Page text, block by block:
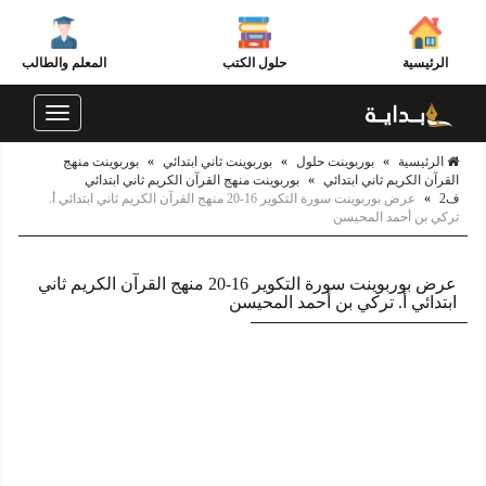
الرئيسية حلول الكتب المعلم والطالب
Toggle
الرئيسية » بوربوينت حلول » بوربوينت ثاني ابتدائي » بوربوينت منهج
القرآن الكريم ثاني ابتدائي » بوربوينت منهج القرآن الكريم ثاني ابتدائي
ف2
»
عرض بوربوينت سورة التكوير 16-20 منهج القرآن الكريم ثاني ابتدائي أ.
تركي بن أحمد المحيسن
عرض بوربوينت سورة التكوير 16-20 منهج القرآن الكريم ثاني
ابتدائي أ. تركي بن أحمد المحيسن